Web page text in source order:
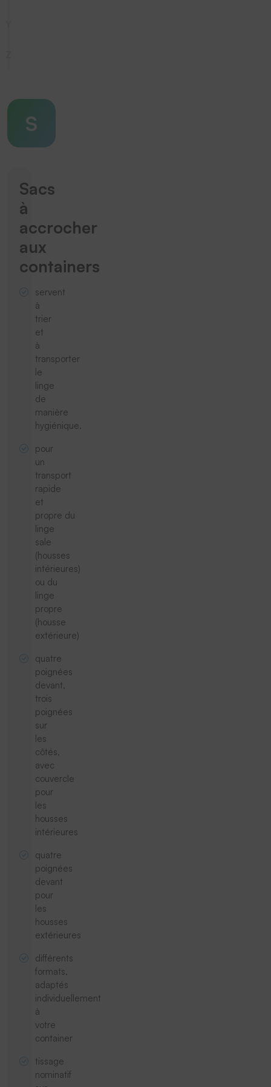
S
Sacs
à
accrocher
aux
containers
servent
à
trier
et
à
transporter
le
linge
de
manière
hygiénique.
pour
un
transport
rapide
et
propre du
linge
sale
(housses
intérieures)
ou du
linge
propre
(housse
extérieure)
quatre
poignées
devant,
trois
poignées
sur
les
côtés,
avec
couvercle
pour
les
housses
intérieures
quatre
poignées
devant
pour
les
housses
extérieures
différents
formats,
adaptés
individuellement
à
votre
container
tissage
nominatif